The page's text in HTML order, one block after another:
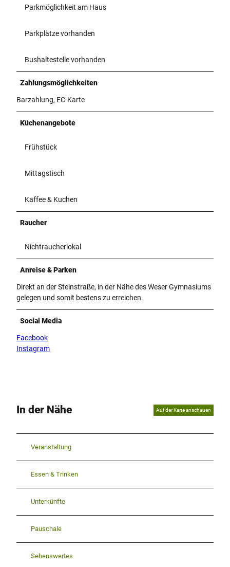
Parkmöglichkeit am Haus
Parkplätze vorhanden
Bushaltestelle vorhanden
Zahlungsmöglichkeiten
Barzahlung, EC-Karte
Küchenangebote
Frühstück
Mittagstisch
Kaffee & Kuchen
Raucher
Nichtraucherlokal
Anreise & Parken
Direkt an der Steinstraße, in der Nähe des Weser Gymnasiums
gelegen und somit bestens zu erreichen.
Social Media
Facebook
Instagram
In der Nähe Auf der Karte anschauen
Veranstaltung
Essen & Trinken
Unterkünfte
Pauschale
Sehenswertes